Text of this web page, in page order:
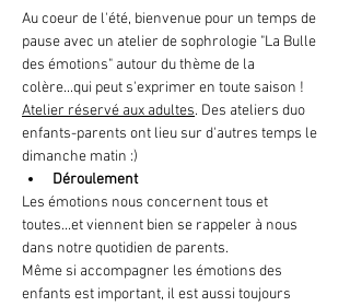
Au coeur de l'été, bienvenue pour un temps de
pause avec un atelier de sophrologie "La Bulle
des émotions" autour du thème de la
colère...qui peut s'exprimer en toute saison !
Atelier réservé aux adultes. Des ateliers duo
enfants-parents ont lieu sur d'autres temps le
dimanche matin :)
Déroulement
Les émotions nous concernent tous et
toutes...et viennent bien se rappeler à nous
dans notre quotidien de parents.
Même si accompagner les émotions des
enfants est important, il est aussi toujours